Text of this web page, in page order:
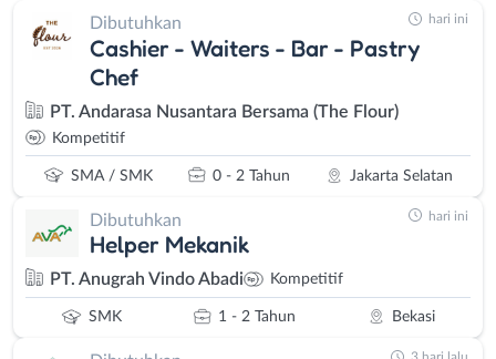
Dibutuhkan
Cashier - Waiters - Bar - Pastry
Chef
PT. Andarasa Nusantara Bersama (The Flour)
Kompetitif
SMA / SMK 0 - 2 Tahun Jakarta Selatan
hari ini
Dibutuhkan
Helper Mekanik
PT. Anugrah Vindo Abadi Kompetitif
SMK 1 - 2 Tahun Bekasi
hari ini